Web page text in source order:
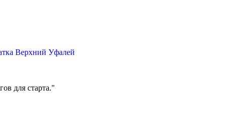
Верхний Уфалей
для старта."